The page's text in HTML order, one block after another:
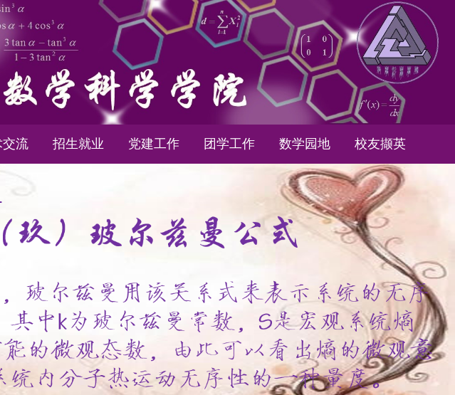
交流 招生就业 党建工作 团学工作 数学园地 校友撷英